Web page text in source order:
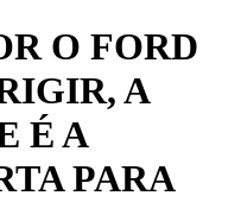
O FORD
A
É A
PARA